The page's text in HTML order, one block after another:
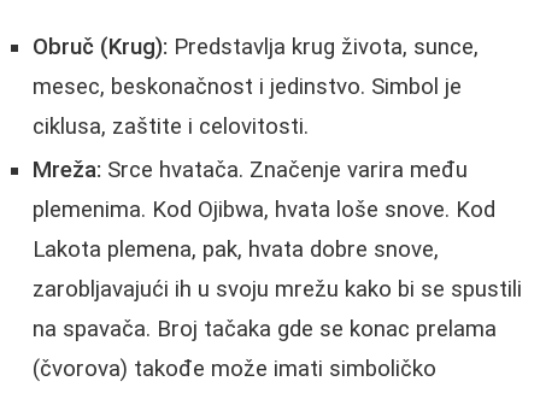
Obruč (Krug): Predstavlja krug života, sunce,
mesec, beskonačnost i jedinstvo. Simbol je
ciklusa, zaštite i celovitosti.
Mreža: Srcе hvatača. Značenje varira među
plemenima. Kod Ojibwa, hvata loše snove. Kod
Lakota plemena, pak, hvata dobre snove,
zarobljavajući ih u svoju mrežu kako bi se spustili
na spavača. Broj tačaka gde se konac prelamа
(čvorova) takođe može imati simboličko